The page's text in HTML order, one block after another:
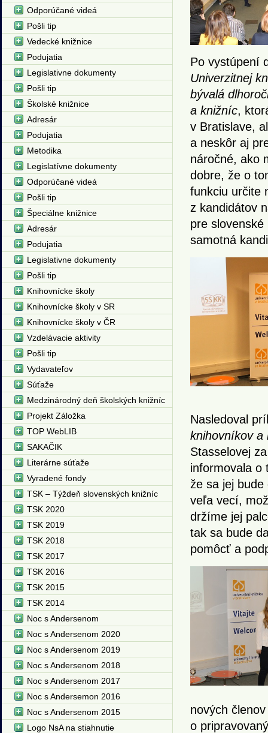
Po vystúpení
Univerzitnej
bývalá
a knižníc,
v Bratislave,
a neskôr aj
náročné, ako
dobre, že o
funkciu určite
z kandidátov
pre
samotná
Nasledoval
knihovníkov a
Stasselovej
informovala o
že sa jej
veľa vecí,
držíme jej
tak sa bude
pomôcť a
nových
o
Odporúčané videá
Pošli tip
Vedecké knižnice
Podujatia
Legislativne dokumenty
Pošli tip
Školské knižnice
Adresár
Podujatia
Metodika
Legislatívne dokumenty
Odporúčané videá
Pošli tip
Špeciálne knižnice
Adresár
Podujatia
Legislativne dokumenty
Pošli tip
Knihovnícke školy
Knihovnícke školy v SR
Knihovnícke školy v ČR
Vzdelávacie aktivity
Pošli tip
Vydavateľov
Súťaže
Medzinárodný deň školských knižníc
Projekt Záložka
TOP WebLIB
SAKAČIK
Literárne súťaže
Vyradené fondy
TSK – Týždeň slovenských knižníc
TSK 2020
TSK 2019
TSK 2018
TSK 2017
TSK 2016
TSK 2015
TSK 2014
Noc s Andersenom
Noc s Andersenom 2020
Noc s Andersenom 2019
Noc s Andersenom 2018
Noc s Andersenom 2017
Noc s Andersemon 2016
Noc s Andersenom 2015
Logo NsA na stiahnutie